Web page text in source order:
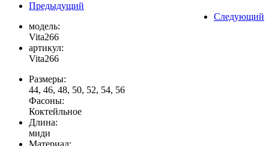
Предыдущий
Следующий
модель:
Vita266
артикул:
Vita266
Размеры:
44, 46, 48, 50, 52, 54, 56
Фасоны:
Коктейльное
Длина:
миди
Материал: